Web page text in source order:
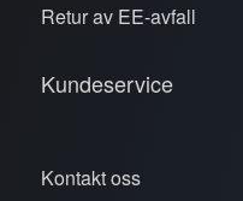
Retur av EE-avfall
Kundeservice
Kontakt oss